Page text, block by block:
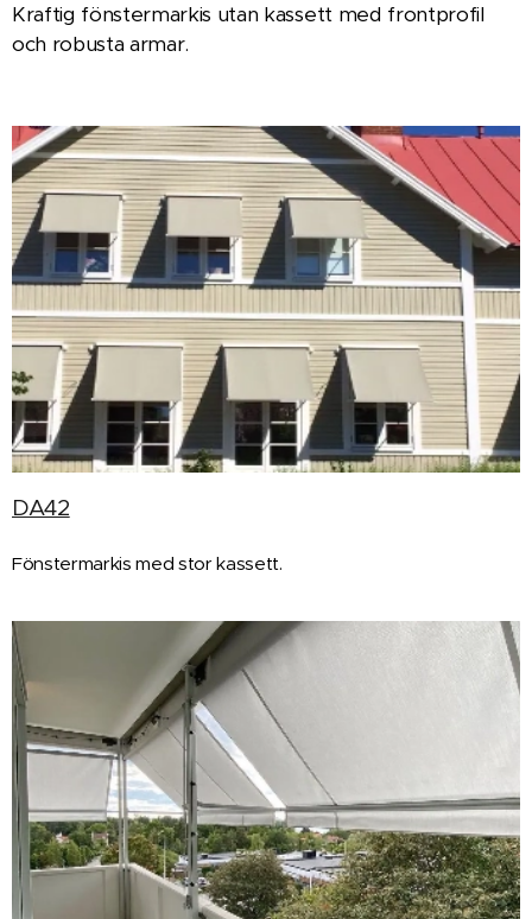
Kraftig fönstermarkis utan kassett med frontprofil
och robusta armar.
DA42
Fönstermarkis med stor kassett.